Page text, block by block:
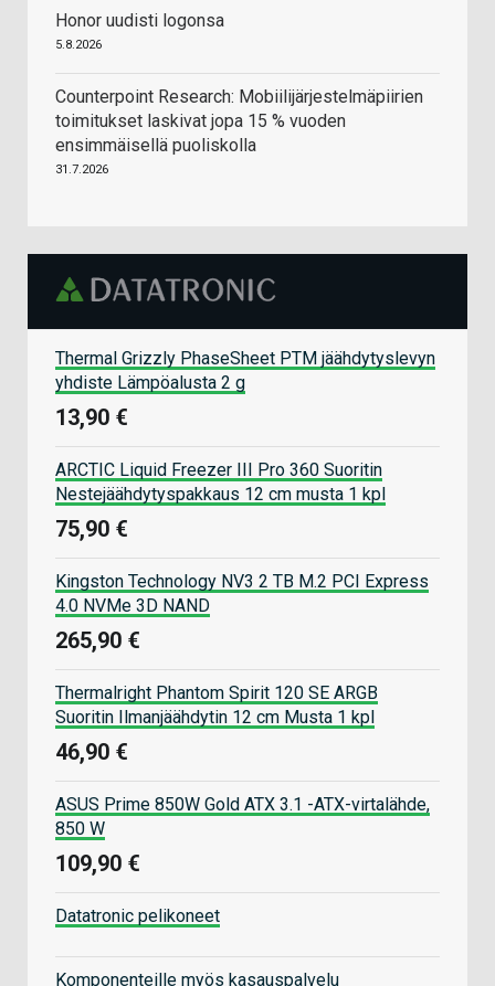
Honor uudisti logonsa
5.8.2026
Counterpoint Research: Mobiilijärjestelmäpiirien
toimitukset laskivat jopa 15 % vuoden
ensimmäisellä puoliskolla
31.7.2026
Thermal Grizzly PhaseSheet PTM jäähdytyslevyn
yhdiste Lämpöalusta 2 g
13,90 €
ARCTIC Liquid Freezer III Pro 360 Suoritin
Nestejäähdytyspakkaus 12 cm musta 1 kpl
75,90 €
Kingston Technology NV3 2 TB M.2 PCI Express
4.0 NVMe 3D NAND
265,90 €
Thermalright Phantom Spirit 120 SE ARGB
Suoritin Ilmanjäähdytin 12 cm Musta 1 kpl
46,90 €
ASUS Prime 850W Gold ATX 3.1 -ATX-virtalähde,
850 W
109,90 €
Datatronic pelikoneet
Komponenteille myös kasauspalvelu